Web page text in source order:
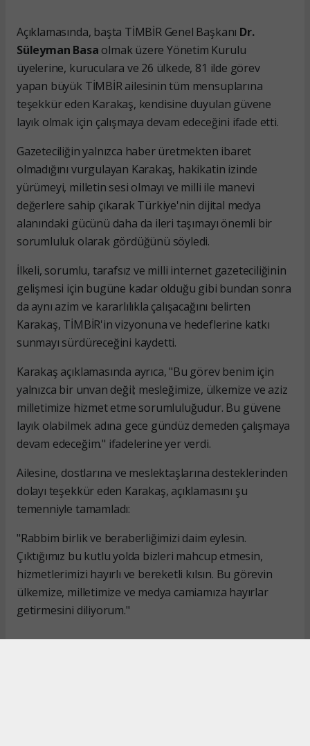
Açıklamasında, başta TİMBİR Genel Başkanı Dr.
Süleyman Basa olmak üzere Yönetim Kurulu
üyelerine, kuruculara ve 26 ülkede, 81 ilde görev
yapan büyük TİMBİR ailesinin tüm mensuplarına
teşekkür eden Karakaş, kendisine duyulan güvene
layık olmak için çalışmaya devam edeceğini ifade etti.
Gazeteciliğin yalnızca haber üretmekten ibaret
olmadığını vurgulayan Karakaş, hakikatin izinde
yürümeyi, milletin sesi olmayı ve milli ile manevi
değerlere sahip çıkarak Türkiye'nin dijital medya
alanındaki gücünü daha da ileri taşımayı önemli bir
sorumluluk olarak gördüğünü söyledi.
İlkeli, sorumlu, tarafsız ve milli internet gazeteciliğinin
gelişmesi için bugüne kadar olduğu gibi bundan sonra
da aynı azim ve kararlılıkla çalışacağını belirten
Karakaş, TİMBİR'in vizyonuna ve hedeflerine katkı
sunmayı sürdüreceğini kaydetti.
Karakaş açıklamasında ayrıca, "Bu görev benim için
yalnızca bir unvan değil; mesleğimize, ülkemize ve aziz
milletimize hizmet etme sorumluluğudur. Bu güvene
layık olabilmek adına gece gündüz demeden çalışmaya
devam edeceğim." ifadelerine yer verdi.
Ailesine, dostlarına ve meslektaşlarına desteklerinden
dolayı teşekkür eden Karakaş, açıklamasını şu
temenniyle tamamladı:
"Rabbim birlik ve beraberliğimizi daim eylesin.
Çıktığımız bu kutlu yolda bizleri mahcup etmesin,
hizmetlerimizi hayırlı ve bereketli kılsın. Bu görevin
ülkemize, milletimize ve medya camiamıza hayırlar
getirmesini diliyorum."